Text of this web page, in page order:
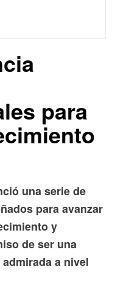
para
una serie de
para avanzar
y
de ser una
a nivel